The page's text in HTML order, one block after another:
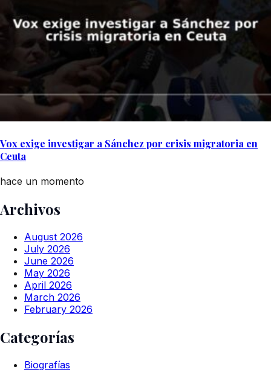
Vox exige investigar a Sánchez por crisis migratoria en
Ceuta
hace un momento
Archivos
August 2026
July 2026
June 2026
May 2026
April 2026
March 2026
February 2026
Categorías
Biografías